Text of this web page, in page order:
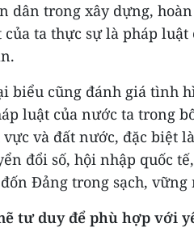
dân trong xây dựng,
ta thực sự là pháp
biểu cũng đánh giá tình
luật của nước ta trong
và đất nước, đặc biệt
đổi số, hội nhập quốc
Đảng trong sạch, vững
tư duy để phù hợp với